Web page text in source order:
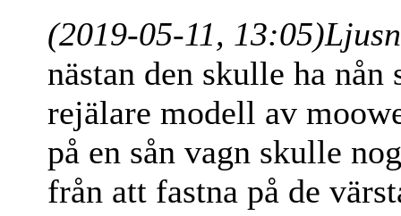
(2019-05-11, 13:05)
nästan den skulle ha
rejälare modell av
på en sån vagn skulle
från att fastna på de